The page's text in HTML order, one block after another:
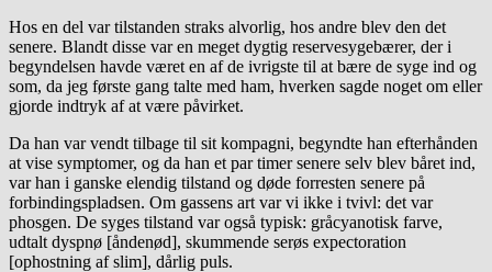
Hos en del var tilstanden straks alvorlig, hos andre blev den det
senere. Blandt disse var en meget dygtig reservesygebærer, der i
begyndelsen havde været en af de ivrigste til at bære de syge ind og
som, da jeg første gang talte med ham, hverken sagde noget om eller
gjorde indtryk af at være påvirket.
Da han var vendt tilbage til sit kompagni, begyndte han efterhånden
at vise symptomer, og da han et par timer senere selv blev båret ind,
var han i ganske elendig tilstand og døde forresten senere på
forbindingspladsen. Om gassens art var vi ikke i tvivl: det var
phosgen. De syges tilstand var også typisk: gråcyanotisk farve,
udtalt dyspnø [åndenød], skummende serøs expectoration
[ophostning af slim], dårlig puls.